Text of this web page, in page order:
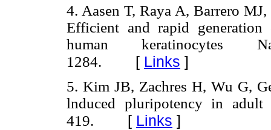
4. Aasen T, Raya A, Barrero
Efficient and rapid
human keratinocytes
1284. [ Links ]
5. Kim JB, Zachres H, Wu G,
lnduced pluripotency in adult
419. [ Links ]